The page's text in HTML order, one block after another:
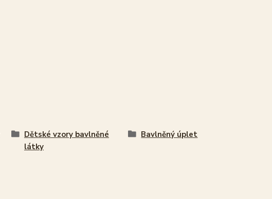
Dětské vzory bavlněné
látky
Bavlněný úplet